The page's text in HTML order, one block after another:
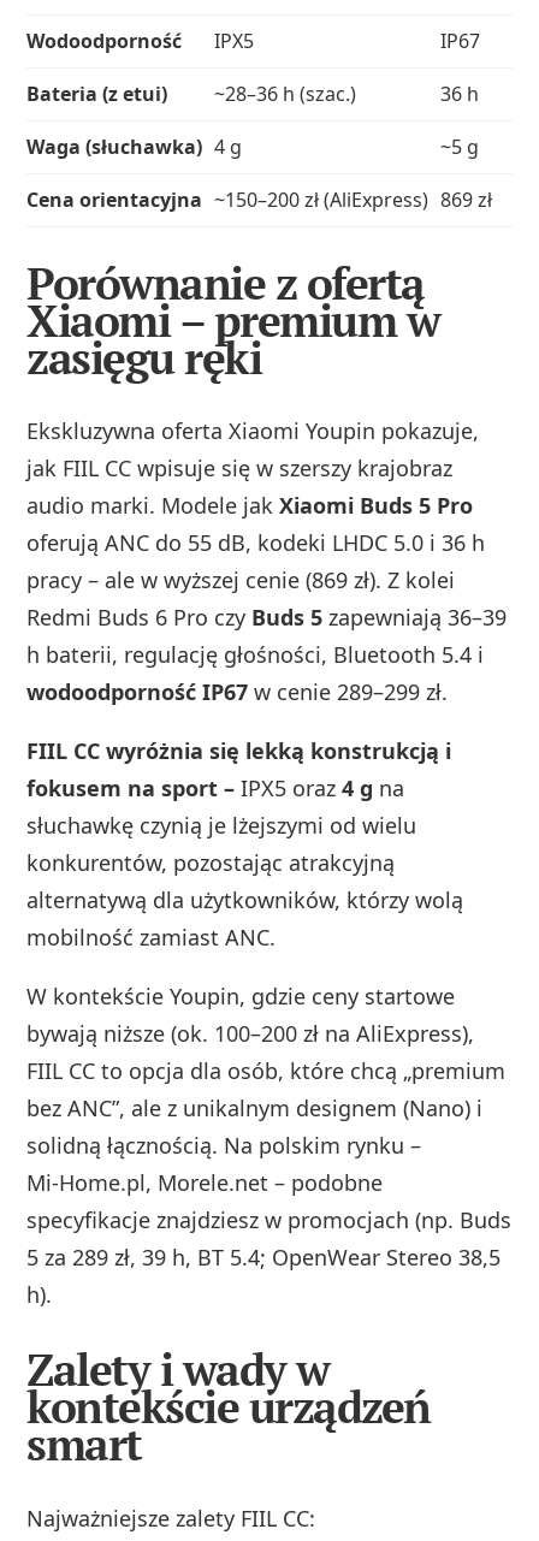
Wodoodporność
IPX5
IP67
Bateria (z etui)
~28–36 h (szac.)
36 h
Waga (słuchawka) 4 g
~5 g
Cena orientacyjna ~150–200 zł (AliExpress) 869 zł
Porównanie z ofertą
Xiaomi – premium w
zasięgu ręki
Ekskluzywna oferta Xiaomi Youpin pokazuje,
jak FIIL CC wpisuje się w szerszy krajobraz
audio marki. Modele jakXiaomi Buds 5 Pro
oferują ANC do 55 dB, kodeki LHDC 5.0 i 36 h
pracy – ale w wyższej cenie (869 zł). Z kolei
Redmi Buds 6 Pro czy Buds 5 zapewniają 36–39
h baterii, regulację głośności, Bluetooth 5.4 i
wodoodporność IP67 w cenie 289–299 zł.
FIIL CC wyróżnia się lekką konstrukcją i
fokusem na sport –IPX5 oraz4 g na
słuchawkę czynią je lżejszymi od wielu
konkurentów, pozostając atrakcyjną
alternatywą dla użytkowników, którzy wolą
mobilność zamiast ANC.
W kontekście Youpin, gdzie ceny startowe
bywają niższe (ok. 100–200 zł na AliExpress),
FIIL CC to opcja dla osób, które chcą „premium
bez ANC”, ale z unikalnym designem (Nano) i
solidną łącznością. Na polskim rynku –
Mi‑Home.pl, Morele.net – podobne
specyfikacje znajdziesz w promocjach (np. Buds
5 za 289 zł, 39 h, BT 5.4; OpenWear Stereo 38,5
h).
Zalety i wady w
kontekście urządzeń
smart
Najważniejsze zalety FIIL CC: